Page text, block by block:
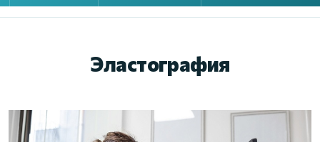
Эластография